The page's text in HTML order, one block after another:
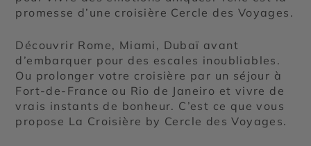
promesse d’une croisière Cercle des Voyages.
Découvrir Rome, Miami, Dubaï avant
d’embarquer pour des escales inoubliables.
Ou prolonger votre croisière par un séjour à
Fort-de-France ou Rio de Janeiro et vivre de
vrais instants de bonheur. C’est ce que vous
propose La Croisière by Cercle des Voyages.